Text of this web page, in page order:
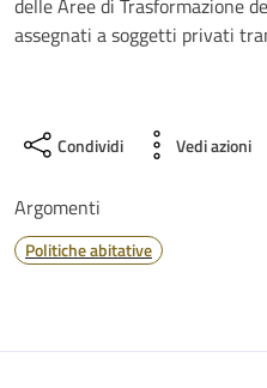
delle Aree di Trasformazione
assegnati a soggetti privati
Condividi Vedi azioni
Argomenti
Politiche abitative